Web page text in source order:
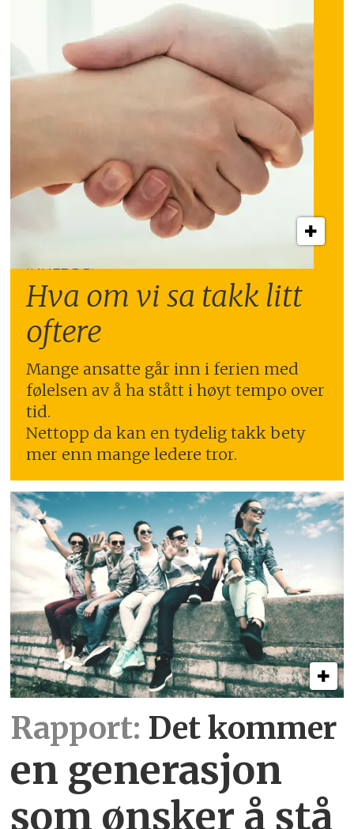
INNLEGG:
Hva om vi sa takk litt
oftere
Mange ansatte går inn i ferien med
følelsen av å ha stått i høyt tempo over
tid.
Nettopp da kan en tydelig takk bety
mer enn mange ledere tror.
Rapport: Det kommer
en generasjon
som ønsker å stå